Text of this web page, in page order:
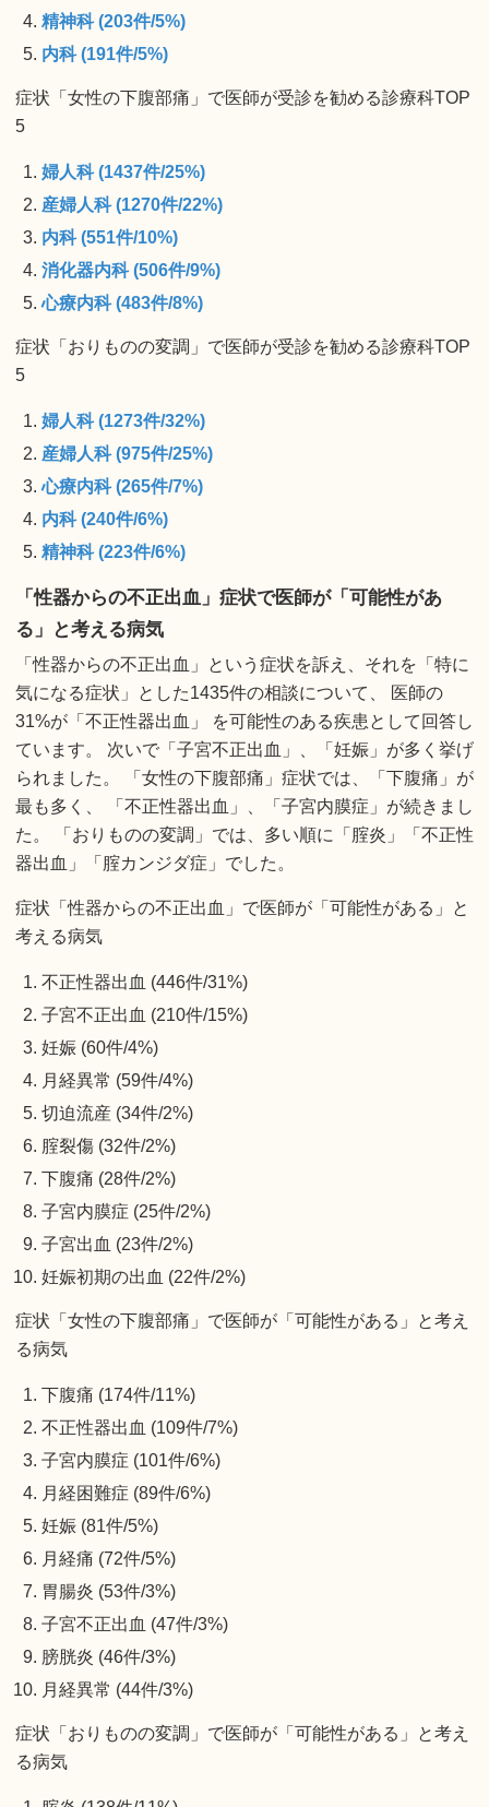
精神科 (203件/5%)
内科 (191件/5%)
症状「女性の下腹部痛」で医師が受診を勧める診療科TOP
5
婦人科 (1437件/25%)
産婦人科 (1270件/22%)
内科 (551件/10%)
消化器内科 (506件/9%)
心療内科 (483件/8%)
症状「おりものの変調」で医師が受診を勧める診療科TOP
5
婦人科 (1273件/32%)
産婦人科 (975件/25%)
心療内科 (265件/7%)
内科 (240件/6%)
精神科 (223件/6%)
「性器からの不正出血」症状で医師が「可能性があ
る」と考える病気
「性器からの不正出血」という症状を訴え、それを「特に
気になる症状」とした1435件の相談について、 医師の
31%が「不正性器出血」 を可能性のある疾患として回答し
ています。 次いで「子宮不正出血」、「妊娠」が多く挙げ
られました。 「女性の下腹部痛」症状では、「下腹痛」が
最も多く、 「不正性器出血」、「子宮内膜症」が続きまし
た。 「おりものの変調」では、多い順に「腟炎」「不正性
器出血」「腟カンジダ症」でした。
症状「性器からの不正出血」で医師が「可能性がある」と
考える病気
不正性器出血 (446件/31%)
子宮不正出血 (210件/15%)
妊娠 (60件/4%)
月経異常 (59件/4%)
切迫流産 (34件/2%)
腟裂傷 (32件/2%)
下腹痛 (28件/2%)
子宮内膜症 (25件/2%)
子宮出血 (23件/2%)
妊娠初期の出血 (22件/2%)
症状「女性の下腹部痛」で医師が「可能性がある」と考え
る病気
下腹痛 (174件/11%)
不正性器出血 (109件/7%)
子宮内膜症 (101件/6%)
月経困難症 (89件/6%)
妊娠 (81件/5%)
月経痛 (72件/5%)
胃腸炎 (53件/3%)
子宮不正出血 (47件/3%)
膀胱炎 (46件/3%)
月経異常 (44件/3%)
症状「おりものの変調」で医師が「可能性がある」と考え
る病気